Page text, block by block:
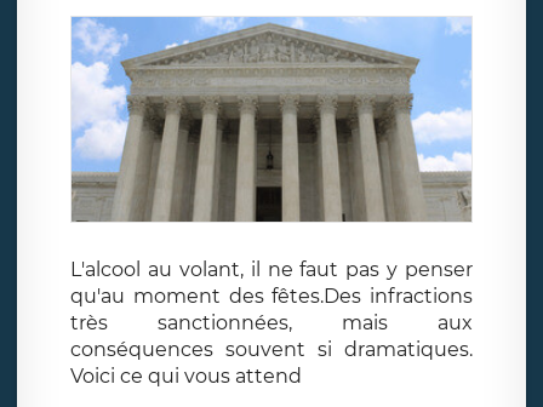
L'alcool au volant, il ne faut pas y penser
qu'au moment des fêtes.Des infractions
très sanctionnées, mais aux
conséquences souvent si dramatiques.
Voici ce qui vous attend